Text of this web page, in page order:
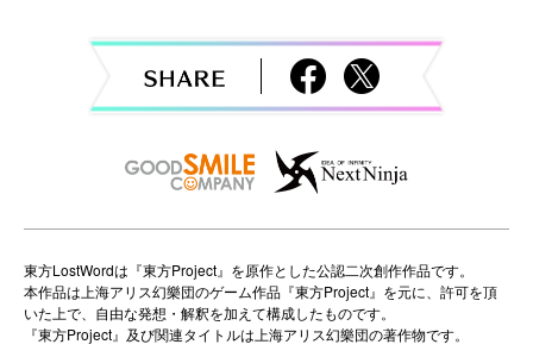
o
n
東方LostWordは『東方Project』を原作とした公認二次創作作品です。
本作品は上海アリス幻樂団のゲーム作品『東方Project』を元に、許可を頂
いた上で、自由な発想・解釈を加えて構成したものです。
『東方Project』及び関連タイトルは上海アリス幻樂団の著作物です。